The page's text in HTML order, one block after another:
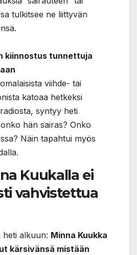
tulkitsee ne liittyvän
kiinnostus tunnettuja
viihde- tai
katoaa hetkeksi
syntyy heti
hän sairas? Onko
Näin tapahtui myös
Kuukalla ei
vahvistettua
heti alkuun: Minna Kuukka
kärsivänsä mistään